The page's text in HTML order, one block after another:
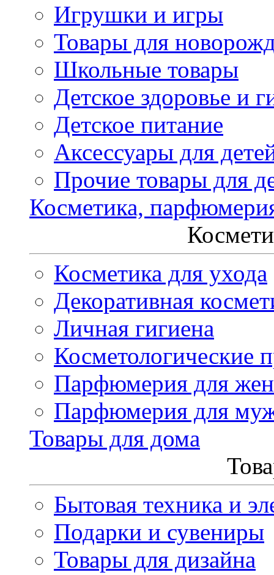
Игрушки и игры
Товары для
Школьные товары
Детское здоровье и
Детское питание
Аксессуары для
Прочие товары для
Косметика,
Косметика для ухода
Декоративная
Личная гигиена
Косметологические
Парфюмерия для
Парфюмерия для
Товары для дома
Бытовая техника и
Подарки и сувениры
Товары для дизайна